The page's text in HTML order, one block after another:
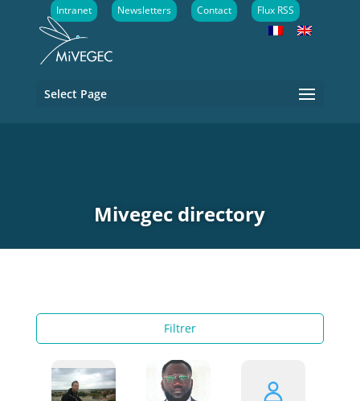
Intranet Newsletters Contact Flux RSS
Select Page
Mivegec directory
Filtrer